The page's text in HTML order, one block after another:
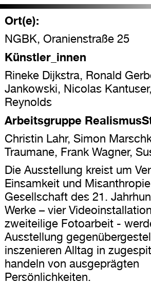
Ort(e):
NGBK, Oranienstraße 25
Künstler_innen
Rineke Dijkstra, Ronald
Jankowski, Nicolas
Reynolds
Arbeitsgruppe
Christin Lahr, Simon
Traumane, Frank Wagner,
Die Ausstellung kreist um
Einsamkeit und
Gesellschaft des 21.
Werke – vier
zweiteilige Fotoarbeit -
Ausstellung
inszenieren Alltag in
handeln von ausgeprägten
Persönlichkeiten.